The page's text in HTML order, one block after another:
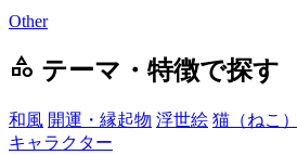
Other
category テーマ・特徴で探す
和風 開運・縁起物 浮世絵 猫（ねこ）
キャラクター